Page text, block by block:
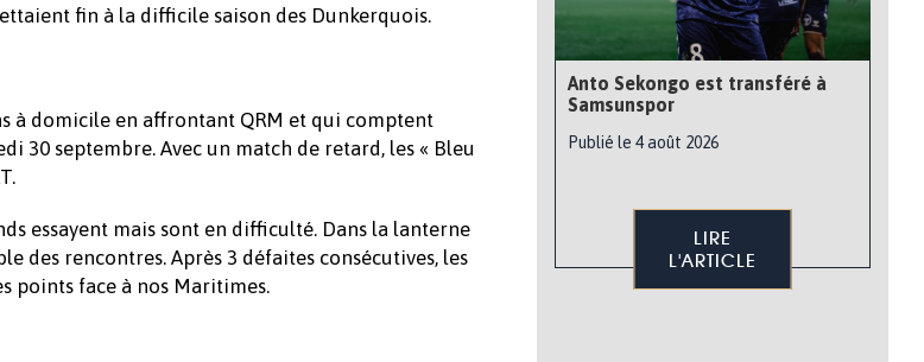
fin à la difficile saison des Dunkerquois.
à domicile en affrontant QRM et qui comptent
30 septembre. Avec un match de retard, les « Bleu
essayent mais sont en difficulté. Dans la lanterne
des rencontres. Après 3 défaites consécutives, les
points face à nos Maritimes.
Anto Sekongo est transféré à
Samsunspor
Publié le 4 août 2026
LIRE
L'ARTICLE